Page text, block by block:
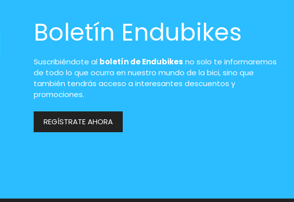
Boletín Endubikes
Suscribiéndote al boletín de Endubikes no solo te informaremos
de todo lo que ocurra en nuestro mundo de la bici, sino que
también tendrás acceso a interesantes descuentos y
promociones.
REGÍSTRATE AHORA